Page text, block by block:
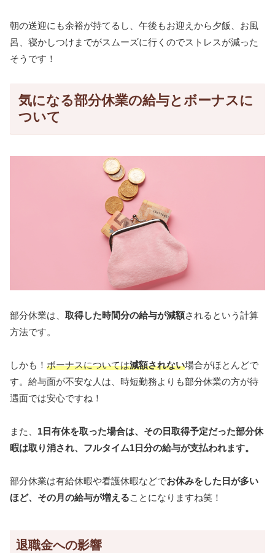
朝の送迎にも余裕が持てるし、午後もお迎えから夕飯、お風
呂、寝かしつけまでがスムーズに行くのでストレスが減った
そうです！
気になる部分休業の給与とボーナスに
ついて
部分休業は、 取得した時間分の給与が減額されるという計算
方法です。
しかも！ ボーナスについては減額されない場合がほとんどで
す。給与面が不安な人は、時短勤務よりも部分休業の方が待
遇面では安心ですね！
また、 1日有休を取った場合は、その日取得予定だった部分休
暇は取り消され、フルタイム1日分の給与が支払われます。
部分休業は有給休暇や看護休暇などでお休みをした日が多い
ほど、その月の給与が増えることになりますね笑！
退職金への影響